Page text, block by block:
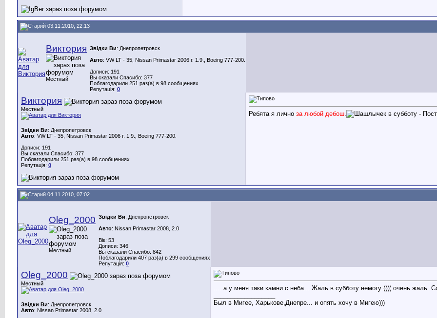
03.11.2010, 22:13
Виктория
Местный
Звідки Ви: Днепропетровск
Авто: VW LT - 35, Nissan Primastar 2006 г. 1.9., Boeing 777-200.
Дописи: 191
Вы сказали Спасибо: 377
Поблагодарили 251 раз(а) в 98 сообщениях
Репутація: 0
Виктория
Местный
Звідки Ви: Днепропетровск
Авто: VW LT - 35, Nissan Primastar 2006 г. 1.9., Boeing 777-200.
Дописи: 191
Вы сказали Спасибо: 377
Поблагодарили 251 раз(а) в 98 сообщениях
Репутація: 0
Ребята я лично за любой дебош
04.11.2010, 07:02
Oleg_2000
Местный
Звідки Ви: Днепропетровск
Авто: Nissan Primastar 2008, 2.0
Вік: 53
Дописи: 346
Вы сказали Спасибо: 842
Поблагодарили 407 раз(а) в 299 сообщениях
Репутація: 0
Oleg_2000
Местный
Звідки Ви: Днепропетровск
Авто: Nissan Primastar 2008, 2.0
.... а у меня таки камни с неба... Жаль в субботу немогу (((( очень жаль.
Был в Мигее, Харькове,Днепре... и опять хочу в Мигею)))